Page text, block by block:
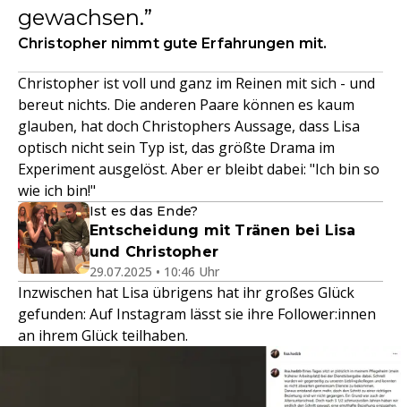
gewachsen.
Christopher nimmt gute Erfahrungen mit.
Christopher ist voll und ganz im Reinen mit sich - und
bereut nichts. Die anderen Paare können es kaum
glauben, hat doch Christophers Aussage, dass Lisa
optisch nicht sein Typ ist, das größte Drama im
Experiment ausgelöst. Aber er bleibt dabei: "Ich bin so
wie ich bin!"
Ist es das Ende?
Entscheidung mit Tränen bei Lisa
und Christopher
29.07.2025 • 10:46 Uhr
Inzwischen hat Lisa übrigens hat ihr großes Glück
gefunden: Auf Instagram lässt sie ihre Follower:innen
an ihrem Glück teilhaben.